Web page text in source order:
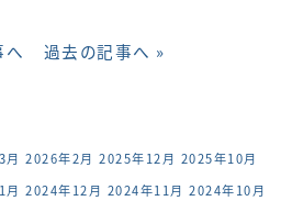
へ 過去の記事へ »
月 2026年2月 2025年12月 2025年10月
月 2024年12月 2024年11月 2024年10月